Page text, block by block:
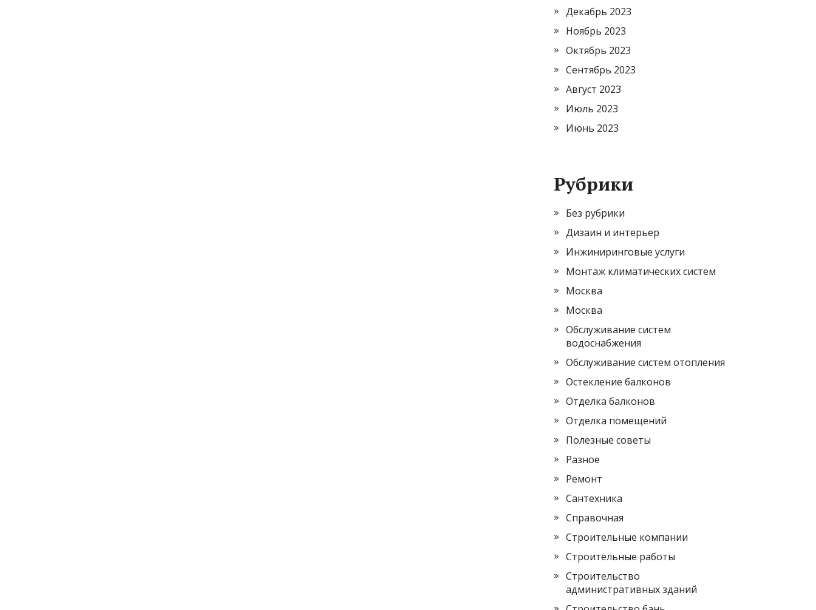
Декабрь 2023
Ноябрь 2023
Октябрь 2023
Сентябрь 2023
Август 2023
Июль 2023
Июнь 2023
Рубрики
Без рубрики
Дизаин и интерьер
Инжиниринговые услуги
Монтаж климатических систем
Москва
Москва
Обслуживание систем
водоснабжения
Обслуживание систем отопления
Остекление балконов
Отделка балконов
Отделка помещений
Полезные советы
Разное
Ремонт
Сантехника
Справочная
Строительные компании
Строительные работы
Строительство
административных зданий